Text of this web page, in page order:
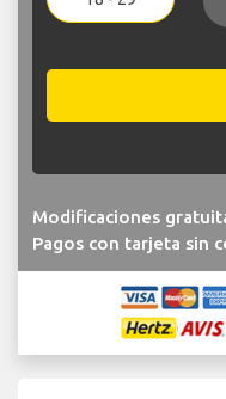
Modificaciones
Pagos con tarjeta sin